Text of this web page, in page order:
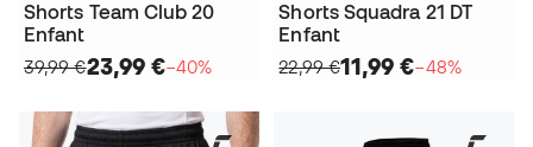
Shorts Team Club 20
Enfant
39,99 €23,99 €−40%
Shorts Squadra 21 DT
Enfant
22,99 €11,99 €−48%